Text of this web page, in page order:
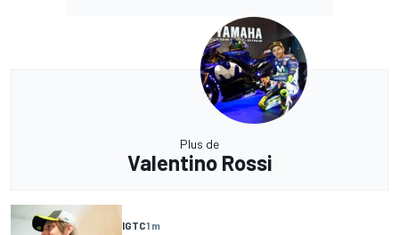
Plus de
Valentino Rossi
IGTC1 m